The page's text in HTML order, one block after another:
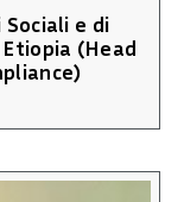
e di
(Head